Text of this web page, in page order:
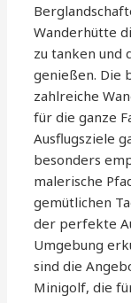
Wanderhütte
zu tanken und
genießen. Die
zahlreiche
für die ganze
Ausflugsziele
besonders
malerische
gemütlichen
der perfekte
Umgebung
sind die
Minigolf, die